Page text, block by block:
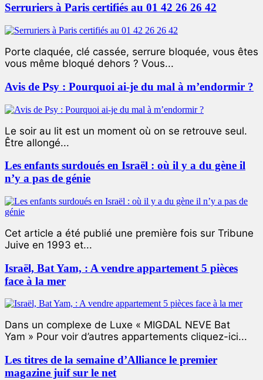
Serruriers à Paris certifiés au 01 42 26 26 42
Porte claquée, clé cassée, serrure bloquée, vous êtes
vous même bloqué dehors ? Vous...
Avis de Psy : Pourquoi ai-je du mal à m’endormir ?
Le soir au lit est un moment où on se retrouve seul.
Être allongé...
Les enfants surdoués en Israël : où il y a du gène il
n’y a pas de génie
Cet article a été publié une première fois sur Tribune
Juive en 1993 et...
Israël, Bat Yam, : A vendre appartement 5 pièces
face à la mer
Dans un complexe de Luxe « MIGDAL NEVE Bat
Yam » Pour voir d’autres appartements cliquez-ici...
Les titres de la semaine d’Alliance le premier
magazine juif sur le net